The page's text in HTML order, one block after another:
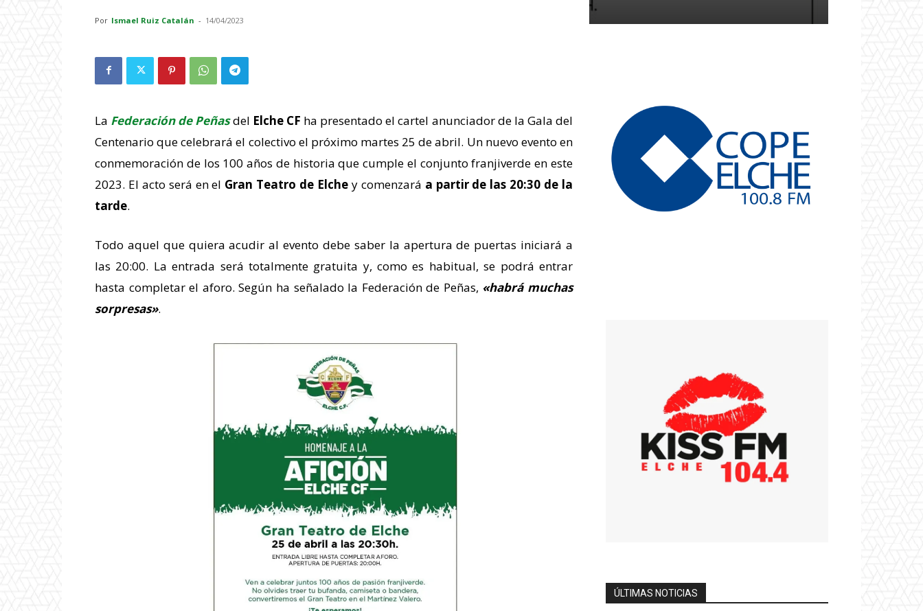
Por Ismael Ruiz Catalán - 14/04/2023
La Federación de Peñasdel Elche CF ha presentado el cartel anunciador de la Gala del
Centenario que celebrará el colectivo el próximo martes 25 de abril. Un nuevo evento en
conmemoración de los 100 años de historia que cumple el conjunto franjiverde en este
2023. El acto será en el Gran Teatro de Elche y comenzará a partir de las 20:30 de la
tarde.
Todo aquel que quiera acudir al evento debe saber la apertura de puertas iniciará a
las 20:00. La entrada será totalmente gratuita y, como es habitual, se podrá entrar
hasta completar el aforo. Según ha señalado la Federación de Peñas, «habrá muchas
sorpresas».
ÚLTIMAS NOTICIAS